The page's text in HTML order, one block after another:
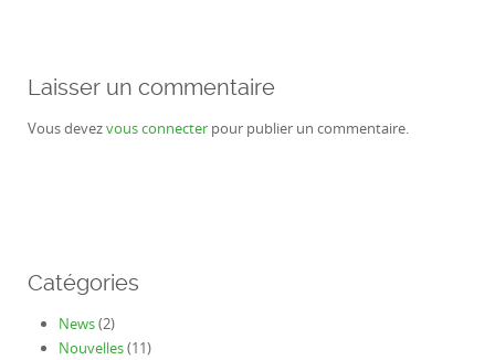
Laisser un commentaire
Vous devezvous connecter pour publier un commentaire.
Catégories
News(2)
Nouvelles(11)